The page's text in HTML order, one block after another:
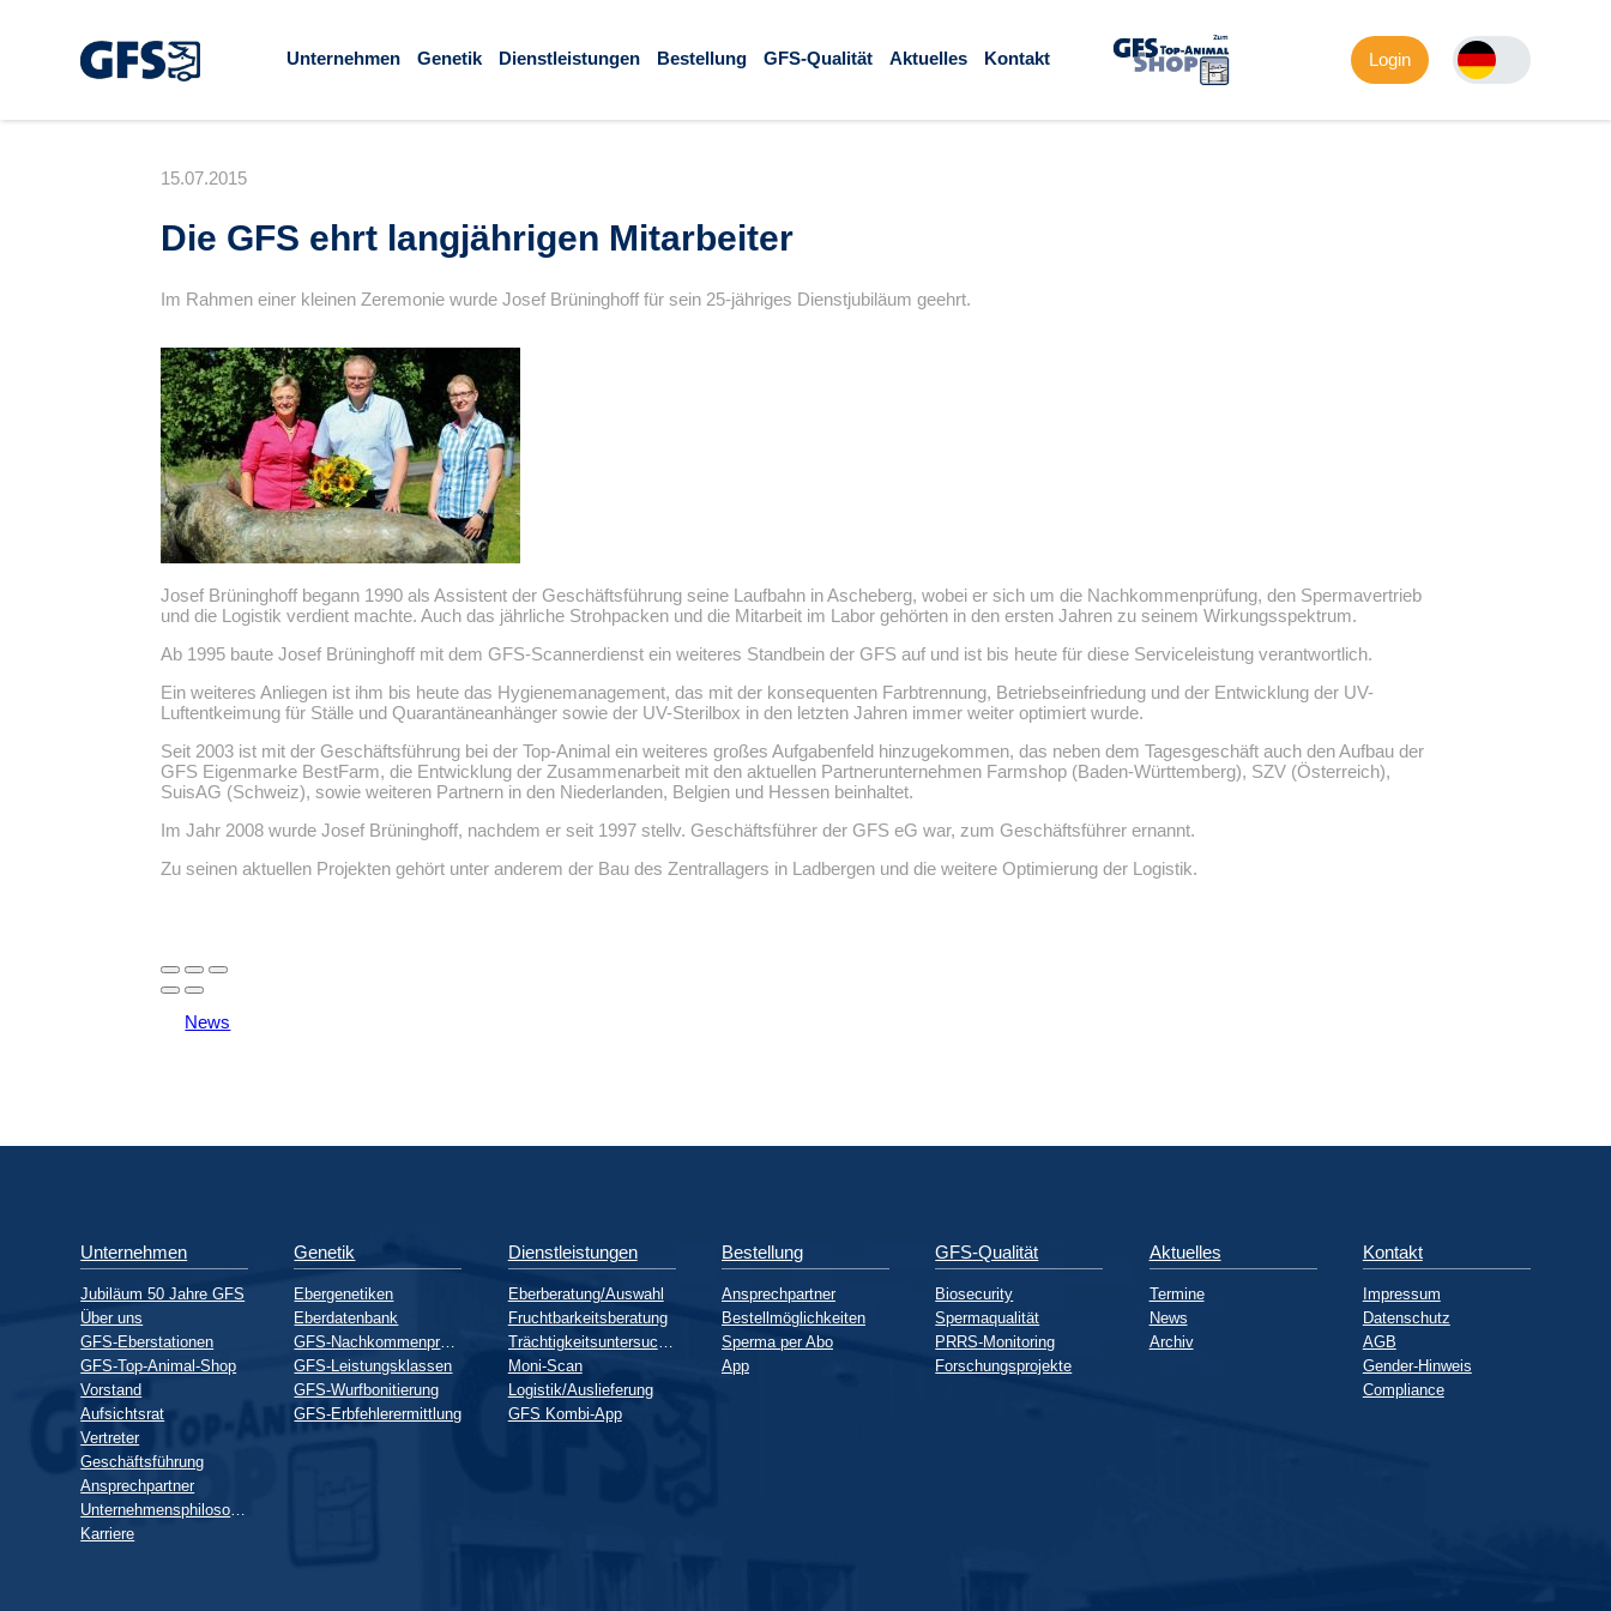
Unternehmen Genetik Dienstleistungen Bestellung GFS-Qualität Aktuelles Kontakt Login
15.07.2015
Die GFS ehrt langjährigen Mitarbeiter
Im Rahmen einer kleinen Zeremonie wurde Josef Brüninghoff für sein 25-jähriges Dienstjubiläum geehrt.
Josef Brüninghoff begann 1990 als Assistent der Geschäftsführung seine Laufbahn in Ascheberg, wobei er sich um die Nachkommenprüfung, den Spermavertrieb
und die Logistik verdient machte. Auch das jährliche Strohpacken und die Mitarbeit im Labor gehörten in den ersten Jahren zu seinem Wirkungsspektrum.
Ab 1995 baute Josef Brüninghoff mit dem GFS-Scannerdienst ein weiteres Standbein der GFS auf und ist bis heute für diese Serviceleistung verantwortlich.
Ein weiteres Anliegen ist ihm bis heute das Hygienemanagement, das mit der konsequenten Farbtrennung, Betriebseinfriedung und der Entwicklung der UV-
Luftentkeimung für Ställe und Quarantäneanhänger sowie der UV-Sterilbox in den letzten Jahren immer weiter optimiert wurde.
Seit 2003 ist mit der Geschäftsführung bei der Top-Animal ein weiteres großes Aufgabenfeld hinzugekommen, das neben dem Tagesgeschäft auch den Aufbau der
GFS Eigenmarke BestFarm, die Entwicklung der Zusammenarbeit mit den aktuellen Partnerunternehmen Farmshop (Baden-Württemberg), SZV (Österreich),
SuisAG (Schweiz), sowie weiteren Partnern in den Niederlanden, Belgien und Hessen beinhaltet.
Im Jahr 2008 wurde Josef Brüninghoff, nachdem er seit 1997 stellv. Geschäftsführer der GFS eG war, zum Geschäftsführer ernannt.
Zu seinen aktuellen Projekten gehört unter anderem der Bau des Zentrallagers in Ladbergen und die weitere Optimierung der Logistik.
News
Unternehmen
Jubiläum 50 Jahre GFS
Über uns
GFS-Eberstationen
GFS-Top-Animal-Shop
Vorstand
Aufsichtsrat
Vertreter
Geschäftsführung
Ansprechpartner
Karriere
Genetik
Ebergenetiken
Eberdatenbank
GFS-Nachkommenprüfung
GFS-Leistungsklassen
GFS-Wurfbonitierung
GFS-Erbfehlerermittlung
Dienstleistungen
Eberberatung/Auswahl
Fruchtbarkeitsberatung
Moni-Scan
Logistik/Auslieferung
GFS Kombi-App
Bestellung
Ansprechpartner
Bestellmöglichkeiten
Sperma per Abo
App
GFS-Qualität
Biosecurity
Spermaqualität
PRRS-Monitoring
Forschungsprojekte
Aktuelles
Termine
News
Archiv
Kontakt
Impressum
Datenschutz
AGB
Gender-Hinweis
Compliance